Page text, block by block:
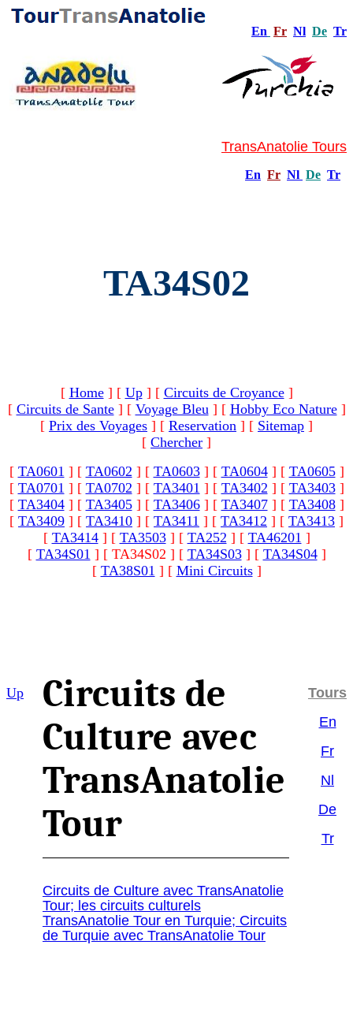
En Fr Nl De Tr
TransAnatolie Tours
En Fr Nl De Tr
TA34S02
[ Home] [ Up] [ Circuits de Croyance]
[ Circuits de Sante] [ Voyage Bleu] [ Hobby Eco Nature]
[ Prix des Voyages ] [ Reservation ] [ Sitemap ]
[ Chercher ]
[ TA0601 ] [ TA0602 ] [ TA0603] [ TA0604] [ TA0605]
[ TA0701 ] [ TA0702 ] [ TA3401 ] [ TA3402 ] [ TA3403]
[ TA3404] [ TA3405] [ TA3406] [ TA3407] [ TA3408]
[ TA3409 ] [ TA3410 ] [ TA3411 ] [ TA3412 ] [ TA3413 ]
[ TA3414] [ TA3503] [ TA252 ] [ TA46201 ]
[ TA34S01 ] [ TA34S02 ] [ TA34S03] [ TA34S04]
[ TA38S01 ] [ Mini Circuits]
Up
Circuits de
Culture avec
TransAnatolie
Tour
Circuits de Culture avec TransAnatolie
Tour; les circuits culturels
TransAnatolie Tour en Turquie; Circuits
de Turquie avec TransAnatolie Tour
Tours
En
Fr
Nl
De
Tr